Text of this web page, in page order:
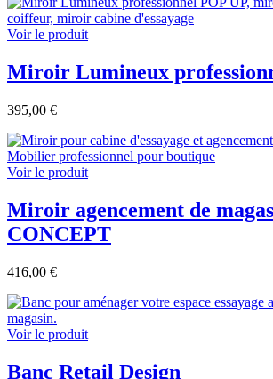
Voir le produit
Miroir Lumineux
395,00 €
Voir le produit
Miroir agencement de
CONCEPT
416,00 €
Voir le produit
Banc Retail Design